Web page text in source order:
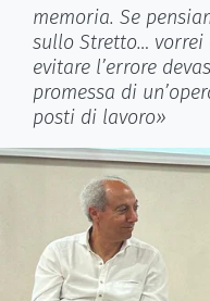
memoria. Se
sullo Stretto… vorrei
evitare l’errore
promessa di
posti di lavoro»